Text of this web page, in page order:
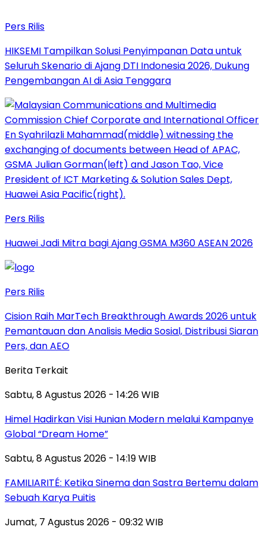
Pers Rilis
HIKSEMI Tampilkan Solusi Penyimpanan Data untuk
Seluruh Skenario di Ajang DTI Indonesia 2026, Dukung
Pengembangan AI di Asia Tenggara
Pers Rilis
Huawei Jadi Mitra bagi Ajang GSMA M360 ASEAN 2026
Pers Rilis
Cision Raih MarTech Breakthrough Awards 2026 untuk
Pemantauan dan Analisis Media Sosial, Distribusi Siaran
Pers, dan AEO
Berita Terkait
Sabtu, 8 Agustus 2026 - 14:26 WIB
Himel Hadirkan Visi Hunian Modern melalui Kampanye
Global “Dream Home”
Sabtu, 8 Agustus 2026 - 14:19 WIB
FAMILIARITÉ: Ketika Sinema dan Sastra Bertemu dalam
Sebuah Karya Puitis
Jumat, 7 Agustus 2026 - 09:32 WIB